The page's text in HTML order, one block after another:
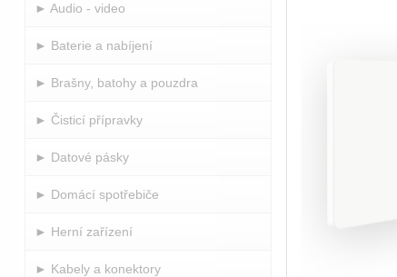
► Audio - video
► Baterie a nabíjení
► Brašny, batohy a pouzdra
► Čisticí přípravky
► Datové pásky
► Domácí spotřebiče
► Herní zařízení
► Kabely a konektory